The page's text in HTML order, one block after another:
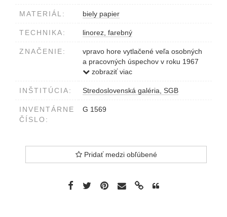
MATERIÁL: biely papier
TECHNIKA: linorez, farebný
ZNAČENIE:
vpravo hore vytlačené veľa osobných
a pracovných úspechov v roku 1967
vpravo dole vytlačené Park kultúry a
vľavo dole ceruzou 14/200 Kráľ 66.
zobraziť viac
INŠTITÚCIA: Stredoslovenská galéria, SGB
INVENTÁRNE
ČÍSLO:
G 1569
Pridať medzi obľúbené